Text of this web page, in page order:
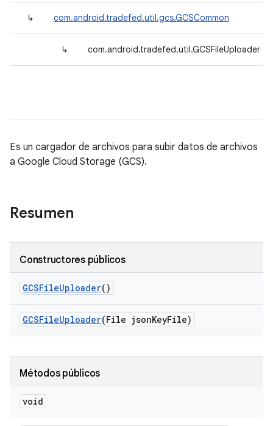
↳ com.android.tradefed.util.gcs.GCSCommon
↳ com.android.tradefed.util.GCSFileUploader
Es un cargador de archivos para subir datos de archivos
a Google Cloud Storage (GCS).
Resumen
Constructores públicos
GCSFileUploader()
GCSFileUploader(File jsonKeyFile)
Métodos públicos
void